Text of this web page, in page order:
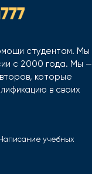
студентам. Мы
с 2000 года. Мы —
которые
в своих
учебных